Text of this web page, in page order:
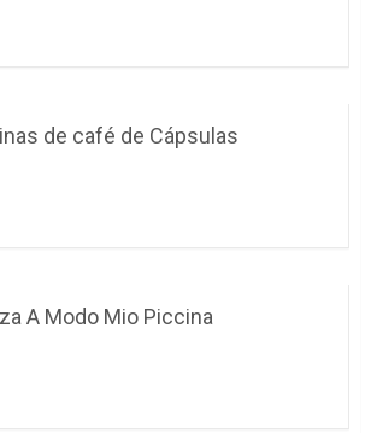
de café de Cápsulas
A Modo Mio Piccina